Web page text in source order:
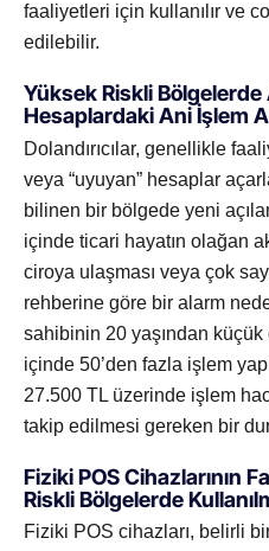
faaliyetleri için kullanılır ve
edilebilir.
Yüksek Riskli Bölgelerde
Hesaplardaki Ani İşlem
Dolandırıcılar, genellikle
veya “uyuyan” hesaplar
bilinen bir bölgede yeni
içinde ticari hayatın olağan
ciroya ulaşması veya çok
rehberine göre bir alarm
sahibinin 20 yaşından
içinde 50’den fazla işlem
27.500 TL üzerinde işlem
takip edilmesi gereken bir
Fiziki POS Cihazlarının
Riskli Bölgelerde
Fiziki POS cihazları, belirli